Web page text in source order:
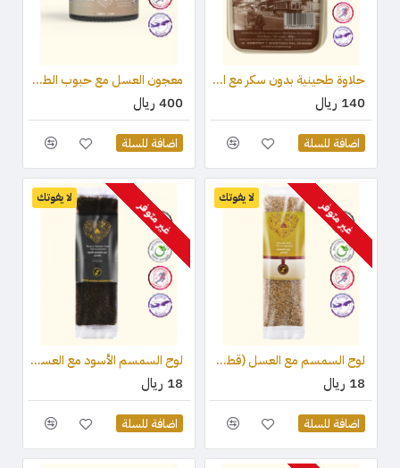
حلاوة طحينية بدون سكر مع المحليات (ستيفيا) والكاكاو 450 جرام
140 ريال
اضافة للسلة
معجون العسل مع حبوب الطلع وغذاء ملكات النحل والعكبر 210 جرام
400 ريال
اضافة للسلة
لا يفوتك
غير متوفر
لوح السمسم مع العسل (قطعة واحدة ) 75 جرام
18 ريال
اضافة للسلة
لا يفوتك
غير متوفر
لوح السمسم الأسود مع العسل (قطعة واحدة) 75 جرام
18 ريال
اضافة للسلة